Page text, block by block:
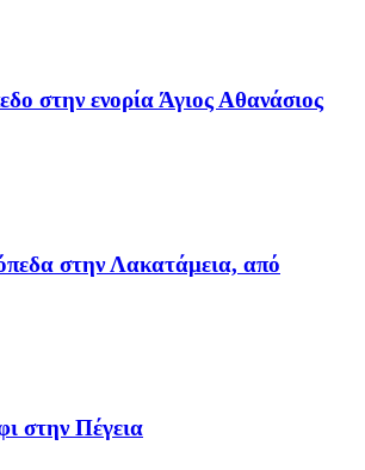
στην ενορία Άγιος Αθανάσιος
στην Λακατάμεια, από
στην Πέγεια